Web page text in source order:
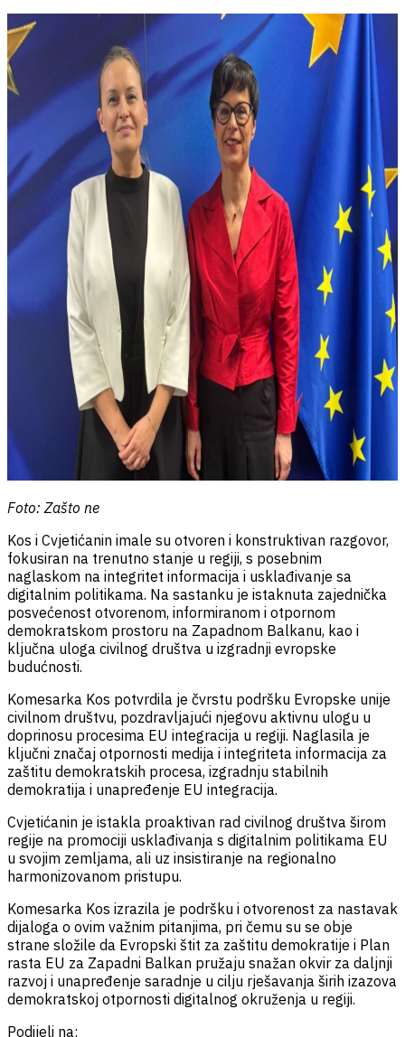
Foto: Zašto ne
Kos i Cvjetićanin imale su otvoren i konstruktivan razgovor,
fokusiran na trenutno stanje u regiji, s posebnim
naglaskom na integritet informacija i usklađivanje sa
digitalnim politikama. Na sastanku je istaknuta zajednička
posvećenost otvorenom, informiranom i otpornom
demokratskom prostoru na Zapadnom Balkanu, kao i
ključna uloga civilnog društva u izgradnji evropske
budućnosti.
Komesarka Kos potvrdila je čvrstu podršku Evropske unije
civilnom društvu, pozdravljajući njegovu aktivnu ulogu u
doprinosu procesima EU integracija u regiji. Naglasila je
ključni značaj otpornosti medija i integriteta informacija za
zaštitu demokratskih procesa, izgradnju stabilnih
demokratija i unapređenje EU integracija.
Cvjetićanin je istakla proaktivan rad civilnog društva širom
regije na promociji usklađivanja s digitalnim politikama EU
u svojim zemljama, ali uz insistiranje na regionalno
harmonizovanom pristupu.
Komesarka Kos izrazila je podršku i otvorenost za nastavak
dijaloga o ovim važnim pitanjima, pri čemu su se obje
strane složile da Evropski štit za zaštitu demokratije i Plan
rasta EU za Zapadni Balkan pružaju snažan okvir za daljnji
razvoj i unapređenje saradnje u cilju rješavanja širih izazova
demokratskoj otpornosti digitalnog okruženja u regiji.
Podijeli na: